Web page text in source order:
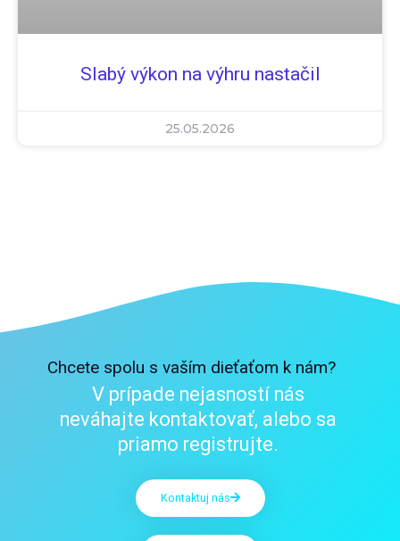
Slabý výkon na výhru nastačil
25.05.2026
Chcete spolu s vaším dieťaťom k nám?
V prípade nejasností nás
neváhajte kontaktovať, alebo sa
priamo registrujte.
Kontaktuj nás